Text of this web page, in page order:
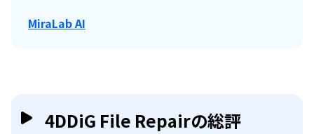
MiraLab AI
4DDiG File Repairの総評